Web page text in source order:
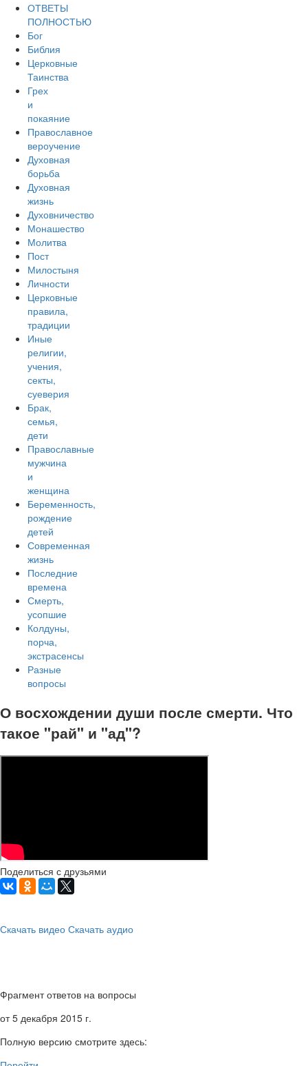
ОТВЕТЫ
ПОЛНОСТЬЮ
Бог
Библия
Церковные
Таинства
Грех
и
покаяние
Православное
вероучение
Духовная
борьба
Духовная
жизнь
Духовничество
Монашество
Молитва
Пост
Милостыня
Личности
Церковные
правила,
традиции
Иные
религии,
учения,
секты,
суеверия
Брак,
семья,
дети
Православные
мужчина
и
женщина
Беременность,
рождение
детей
Современная
жизнь
Последние
времена
Смерть,
усопшие
Колдуны,
порча,
экстрасенсы
Разные
вопросы
О восхождении души после смерти. Что
такое "рай" и "ад"?
Поделиться с друзьями
Скачать видео Скачать аудио
Фрагмент ответов на вопросы
от 5 декабря 2015 г.
Полную версию смотрите здесь: